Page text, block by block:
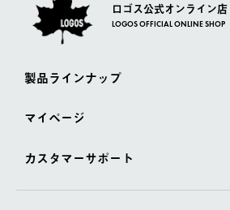
ロゴス公式オンライン店
LOGOS OFFICIAL ONLINE SHOP
製品ラインナップ
マイページ
カスタマーサポート